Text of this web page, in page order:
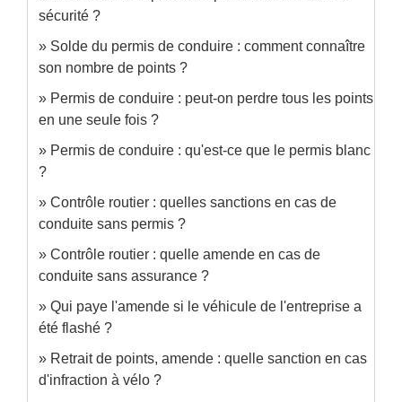
sécurité ?
Solde du permis de conduire : comment connaître
son nombre de points ?
Permis de conduire : peut-on perdre tous les points
en une seule fois ?
Permis de conduire : qu'est-ce que le permis blanc
?
Contrôle routier : quelles sanctions en cas de
conduite sans permis ?
Contrôle routier : quelle amende en cas de
conduite sans assurance ?
Qui paye l'amende si le véhicule de l'entreprise a
été flashé ?
Retrait de points, amende : quelle sanction en cas
d'infraction à vélo ?